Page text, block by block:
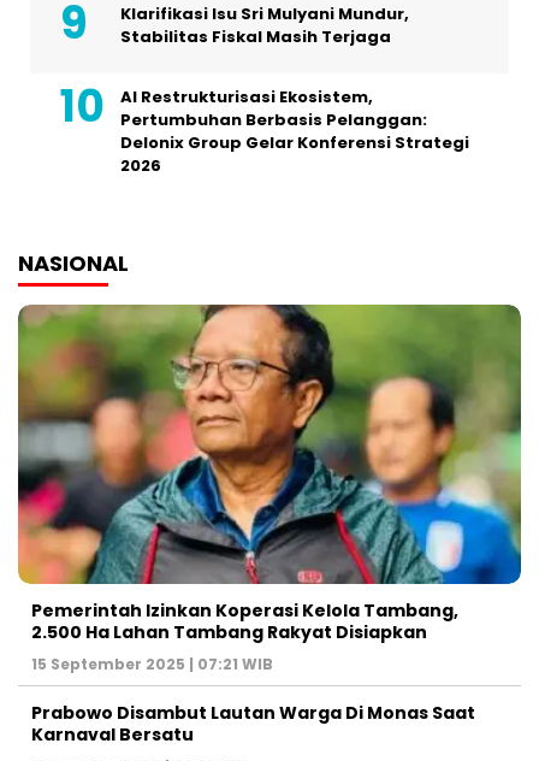
Klarifikasi Isu Sri Mulyani Mundur,
Stabilitas Fiskal Masih Terjaga
AI Restrukturisasi Ekosistem,
Pertumbuhan Berbasis Pelanggan:
Delonix Group Gelar Konferensi Strategi
2026
NASIONAL
Pemerintah Izinkan Koperasi Kelola Tambang,
2.500 Ha Lahan Tambang Rakyat Disiapkan
15 September 2025 | 07:21 WIB
Prabowo Disambut Lautan Warga Di Monas Saat
Karnaval Bersatu